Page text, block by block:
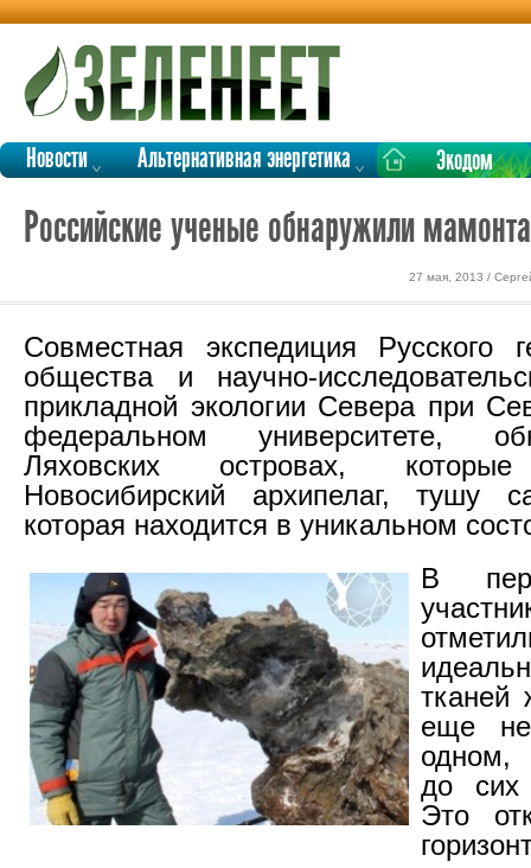
Новости Альтернативная энергетика Экодом
Российские ученые обнаружили
27 мая, 2013 /
Совместная экспедиция Русского
общества и научно-
прикладной экологии Севера при
федеральном университете,
Ляховских островах,
Новосибирский архипелаг, тушу
которая находится в уникальном
В
тканей
еще
одном,
до сих
Это